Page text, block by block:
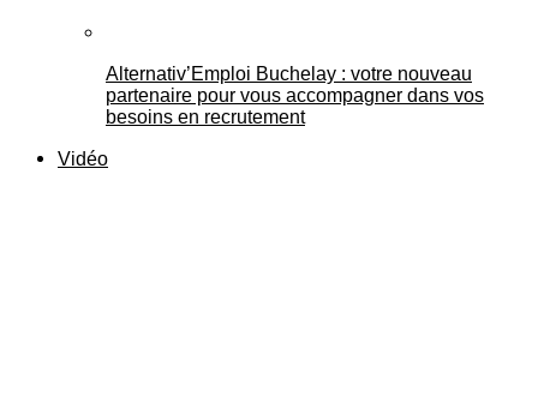
Alternativ’Emploi Buchelay : votre nouveau
partenaire pour vous accompagner dans vos
besoins en recrutement
Vidéo